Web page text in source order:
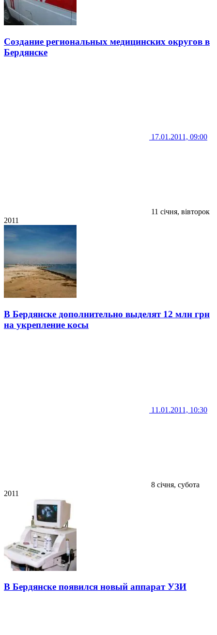
Создание региональных медицинских округов в
Бердянске
17.01.2011, 09:00
11 січня, вівторок
2011
В Бердянске дополнительно выделят 12 млн грн
на укрепление косы
11.01.2011, 10:30
8 січня, субота
2011
В Бердянске появился новый аппарат УЗИ